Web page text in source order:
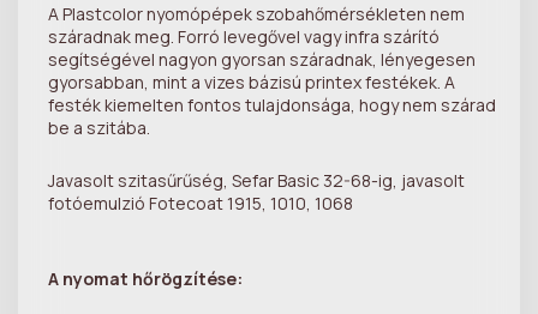
A Plastcolor nyomópépek szobahőmérsékleten nem
száradnak meg. Forró levegővel vagy infra szárító
segítségével nagyon gyorsan száradnak, lényegesen
gyorsabban, mint a vizes bázisú printex festékek. A
festék kiemelten fontos tulajdonsága, hogy nem szárad
be a szitába.
Javasolt szitasűrűség, Sefar Basic 32-68-ig, javasolt
fotóemulzió Fotecoat 1915, 1010, 1068
A nyomat hőrögzítése: